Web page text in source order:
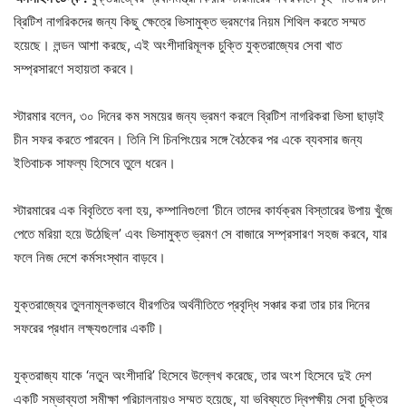
ব্রিটিশ নাগরিকদের জন্য কিছু ক্ষেত্রে ভিসামুক্ত ভ্রমণের নিয়ম শিথিল করতে সম্মত
হয়েছে। লন্ডন আশা করছে, এই অংশীদারিমূলক চুক্তি যুক্তরাজ্যের সেবা খাত
সম্প্রসারণে সহায়তা করবে।
স্টারমার বলেন, ৩০ দিনের কম সময়ের জন্য ভ্রমণ করলে ব্রিটিশ নাগরিকরা ভিসা ছাড়াই
চীন সফর করতে পারবেন। তিনি শি চিনপিংয়ের সঙ্গে বৈঠকের পর একে ব্যবসার জন্য
ইতিবাচক সাফল্য হিসেবে তুলে ধরেন।
স্টারমারের এক বিবৃতিতে বলা হয়, কম্পানিগুলো ‘চীনে তাদের কার্যক্রম বিস্তারের উপায় খুঁজে
পেতে মরিয়া হয়ে উঠেছিল’ এবং ভিসামুক্ত ভ্রমণ সে বাজারে সম্প্রসারণ সহজ করবে, যার
ফলে নিজ দেশে কর্মসংস্থান বাড়বে।
যুক্তরাজ্যের তুলনামূলকভাবে ধীরগতির অর্থনীতিতে প্রবৃদ্ধি সঞ্চার করা তার চার দিনের
সফরের প্রধান লক্ষ্যগুলোর একটি।
যুক্তরাজ্য যাকে ‘নতুন অংশীদারি’ হিসেবে উল্লেখ করেছে, তার অংশ হিসেবে দুই দেশ
একটি সম্ভাব্যতা সমীক্ষা পরিচালনায়ও সম্মত হয়েছে, যা ভবিষ্যতে দ্বিপক্ষীয় সেবা চুক্তির